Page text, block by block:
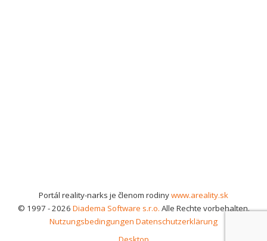
Portál reality-narks je členom rodinywww.areality.sk
© 1997 - 2026 Diadema Software s.r.o. Alle Rechte vorbehalten.
Nutzungsbedingungen Datenschutzerklärung